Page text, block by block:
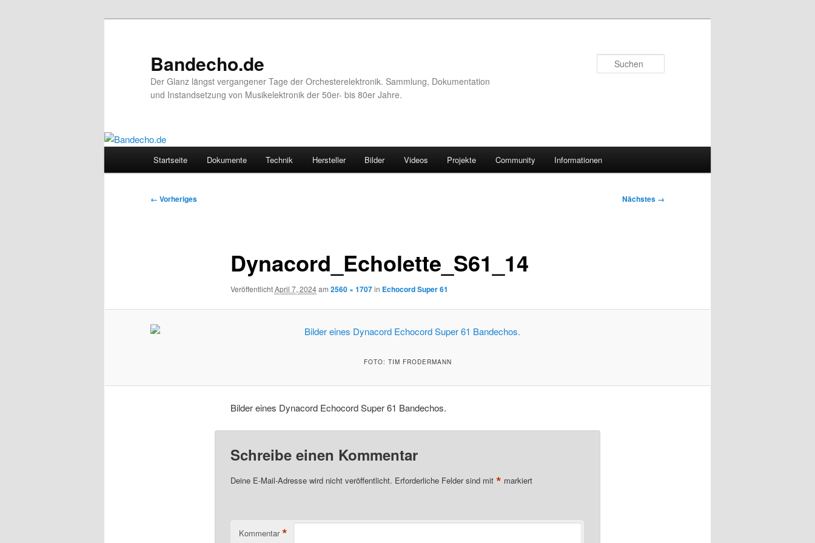
Bandecho.de
Der Glanz längst vergangener Tage der Orchesterelektronik. Sammlung, Dokumentation
und Instandsetzung von Musikelektronik der 50er- bis 80er Jahre.
Startseite Dokumente Technik Hersteller Bilder Videos Projekte Community Informationen
Bilder-
← Vorheriges Nächstes →
Dynacord_Echolette_S61_14
VeröffentlichtApril 7, 2024am 2560 × 1707in Echocord Super 61
FOTO: TIM FRODERMANN
Bilder eines Dynacord Echocord Super 61 Bandechos.
Schreibe einen Kommentar
Deine E-Mail-Adresse wird nicht veröffentlicht. Erforderliche Felder sind mit * markiert
Kommentar *